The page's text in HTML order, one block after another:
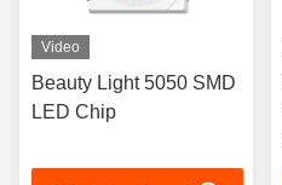
Video
Beauty Light 5050 SMD
LED Chip